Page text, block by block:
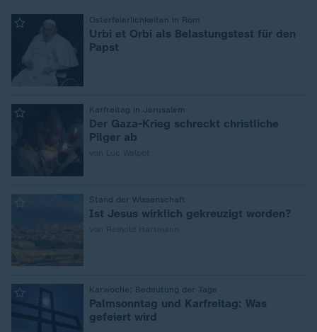
Osterfeierlichkeiten in Rom
Urbi et Orbi als Belastungstest für den
Papst
Karfreitag in Jerusalem
Der Gaza-Krieg schreckt christliche
Pilger ab
Stand der Wissenschaft
Ist Jesus wirklich gekreuzigt worden?
Karwoche: Bedeutung der Tage
Palmsonntag und Karfreitag: Was
gefeiert wird